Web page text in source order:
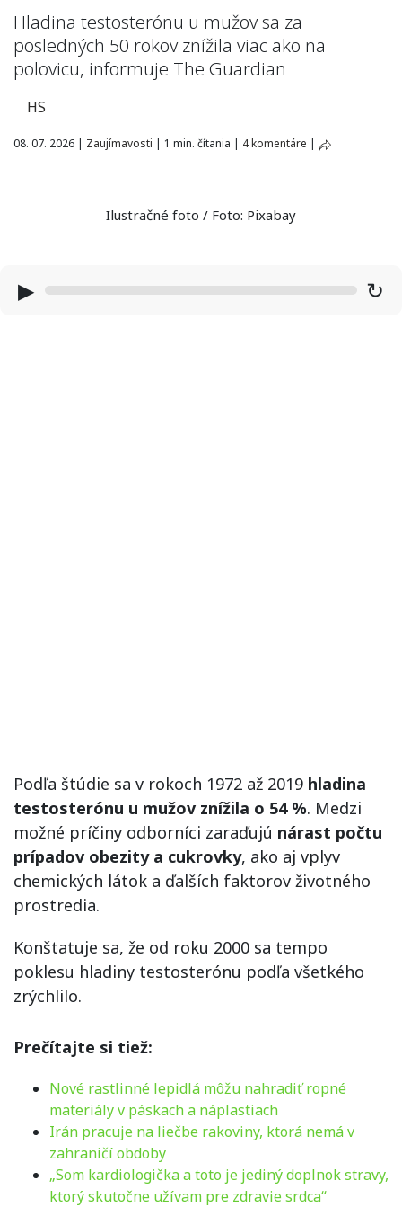
Hladina testosterónu u mužov sa za
posledných 50 rokov znížila viac ako na
polovicu, informuje The Guardian
HS
08. 07. 2026 | Zaujímavosti | 1 min. čítania | 4 komentáre |
Ilustračné foto / Foto: Pixabay
▶ ↻
Podľa štúdie sa v rokoch 1972 až 2019 hladina
testosterónu u mužov znížila o 54 %. Medzi
možné príčiny odborníci zaraďujú nárast počtu
prípadov obezity a cukrovky, ako aj vplyv
chemických látok a ďalších faktorov životného
prostredia.
Konštatuje sa, že od roku 2000 sa tempo
poklesu hladiny testosterónu podľa všetkého
zrýchlilo.
Prečítajte si tiež:
Nové rastlinné lepidlá môžu nahradiť ropné
materiály v páskach a náplastiach
Irán pracuje na liečbe rakoviny, ktorá nemá v
zahraničí obdoby
„Som kardiologička a toto je jediný doplnok stravy,
ktorý skutočne užívam pre zdravie srdca“